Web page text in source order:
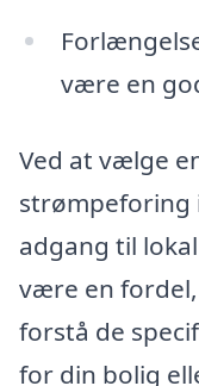
være en
Ved at vælge
strømpeforing
adgang til
være en
forstå de
for din bolig